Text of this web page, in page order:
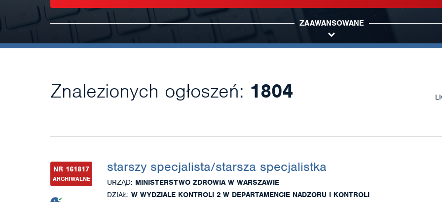
ZAAWANSOWANE
Znalezionych ogłoszeń: 1804
NR 161817
ARCHIWALNE
starszy specjalista/starsza specjalistka
URZĄD: MINISTERSTWO ZDROWIA W WARSZAWIE
DZIAŁ: W WYDZIALE KONTROLI 2 W DEPARTAMENCIE NADZORU I KONTROLI